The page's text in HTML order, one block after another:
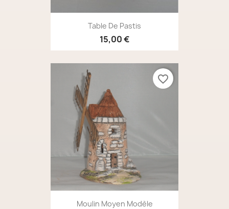
Table De Pastis
15,00 €
Moulin Moyen Modèle
favorite_border